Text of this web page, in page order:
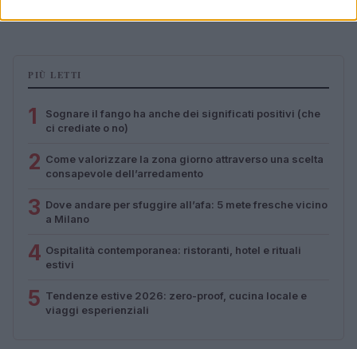
PIÙ LETTI
1
Sognare il fango ha anche dei significati positivi (che
ci crediate o no)
2 Come valorizzare la zona giorno attraverso una scelta
consapevole dell’arredamento
3 Dove andare per sfuggire all’afa: 5 mete fresche vicino
a Milano
4 Ospitalità contemporanea: ristoranti, hotel e rituali
estivi
5 Tendenze estive 2026: zero-proof, cucina locale e
viaggi esperienziali